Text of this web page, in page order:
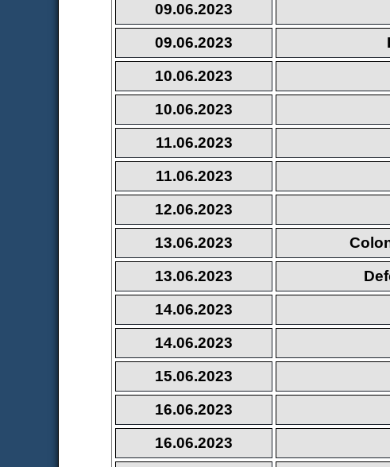
09.06.2023
09.06.2023
10.06.2023
10.06.2023
11.06.2023
11.06.2023
12.06.2023
13.06.2023
13.06.2023
14.06.2023
14.06.2023
15.06.2023
16.06.2023
16.06.2023